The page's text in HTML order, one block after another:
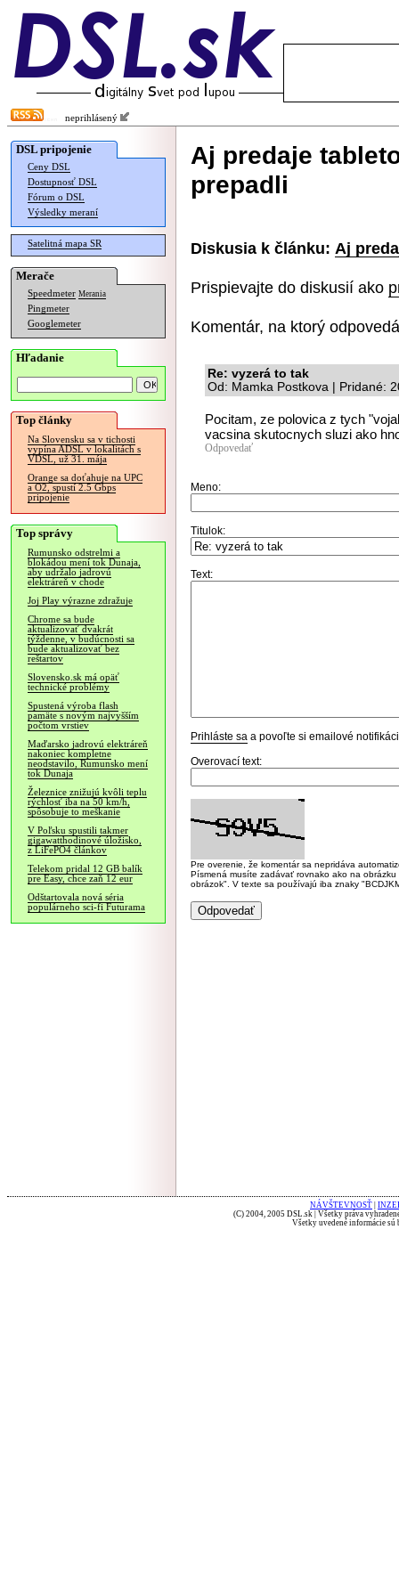
neprihlásený
DSL pripojenie
Ceny DSL
Dostupnosť DSL
Fórum o DSL
Výsledky meraní
Satelitná mapa SR
Merače
Speedmeter Merania
Pingmeter
Googlemeter
Hľadanie
Top články
Na Slovensku sa v tichosti
vypína ADSL v lokalitách s
VDSL, už 31. mája
Orange sa doťahuje na UPC
a O2, spustí 2.5 Gbps
pripojenie
Top správy
Rumunsko odstrelmi a
blokádou mení tok Dunaja,
aby udržalo jadrovú
elektráreň v chode
Joj Play výrazne zdražuje
Chrome sa bude
aktualizovať dvakrát
týždenne, v budúcnosti sa
bude aktualizovať bez
reštartov
Slovensko.sk má opäť
technické problémy
Spustená výroba flash
pamäte s novým najvyšším
počtom vrstiev
Maďarsko jadrovú elektráreň
nakoniec kompletne
neodstavilo, Rumunsko mení
tok Dunaja
Železnice znižujú kvôli teplu
rýchlosť iba na 50 km/h,
spôsobuje to meškanie
V Poľsku spustili takmer
gigawatthodinové úložisko,
z LiFePO4 článkov
Telekom pridal 12 GB balík
pre Easy, chce zaň 12 eur
Odštartovala nová séria
populárneho sci-fi Futurama
Aj predaje
prepadli
Diskusia k článku: Aj
Prispievajte do diskusií ako
Komentár, na ktorý
Re: vyzerá to tak
Od: Mamka Postkova | Pridané:
Pocitam, ze polovica z tych
vacsina skutocnych sluzi ako
Odpovedať
Meno:
Titulok:
Text:
Prihláste sa a povoľte si emailové
Overovací text:
Pre overenie, že komentár sa nepridáva
Písmená musíte zadávať rovnako ako na
obrázok". V texte sa používajú iba znaky
NÁVŠTEVNOSŤ
(C) 2004, 2005 DSL.sk | Všetky práva
Všetky uvedené informácie sú